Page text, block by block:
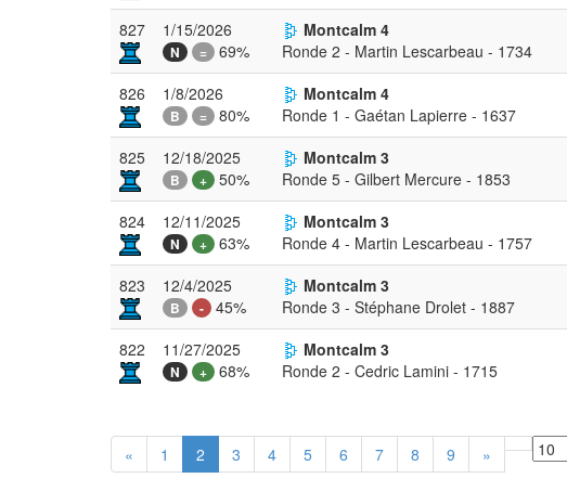
827 1/15/2026
N = 69%
Montcalm 4
Ronde 2 - Martin Lescarbeau - 1734
826 1/8/2026
B = 80%
Montcalm 4
Ronde 1 - Gaétan Lapierre - 1637
825 12/18/2025
B + 50%
Montcalm 3
Ronde 5 - Gilbert Mercure - 1853
824 12/11/2025
N + 63%
Montcalm 3
Ronde 4 - Martin Lescarbeau - 1757
823 12/4/2025
B - 45%
Montcalm 3
Ronde 3 - Stéphane Drolet - 1887
822 11/27/2025
N + 68%
Montcalm 3
Ronde 2 - Cedric Lamini - 1715
« 1 2 3 4 5 6 7 8 9 »